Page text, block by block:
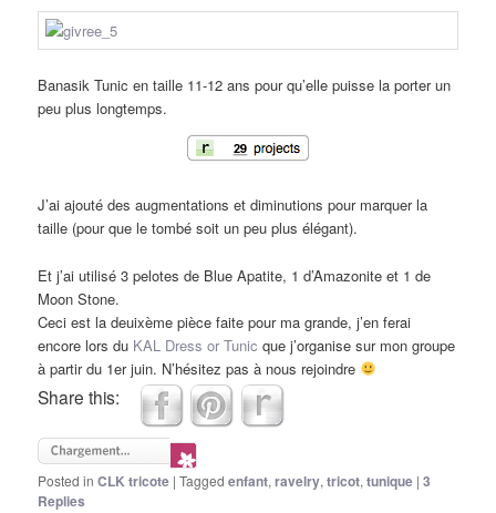
Banasik Tunic en taille 11-12 ans pour qu’elle puisse la porter un
peu plus longtemps.
J’ai ajouté des augmentations et diminutions pour marquer la
taille (pour que le tombé soit un peu plus élégant).
Et j’ai utilisé 3 pelotes de Blue Apatite, 1 d’Amazonite et 1 de
Moon Stone.
Ceci est la deuixème pièce faite pour ma grande, j’en ferai
encore lors du KAL Dress or Tunic que j’organise sur mon groupe
à partir du 1er juin. N’hésitez pas à nous rejoindre
Share this:
Posted in CLK tricote |Tagged enfant,ravelry,tricot,tunique |3
Replies